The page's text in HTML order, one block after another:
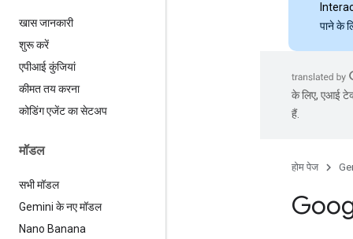
खास जानकारी
शुरू करें
एपीआई कुंजियां
कीमत तय करना
कोडिंग एजेंट का सेटअप
मॉडल
सभी मॉडल
Gemini के नए मॉडल
Nano Banana
पाने के
के लिए, एआई
हैं.
होम पेज